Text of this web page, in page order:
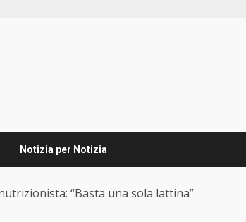
Notizia per Notizia
“Basta una sola lattina”